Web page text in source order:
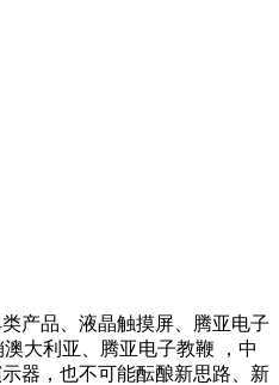
产品、液晶触摸屏、腾亚电子
大利亚、腾亚电子教鞭 ，中
器，也不可能酝酿新思路、新